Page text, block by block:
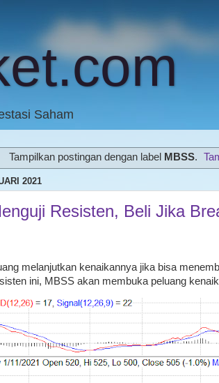
Saham
Tampilkan postingan dengan label MBSS.
2021
Resisten, Beli Jika
melanjutkan kenaikannya jika bisa
ini, MBSS akan membuka peluang